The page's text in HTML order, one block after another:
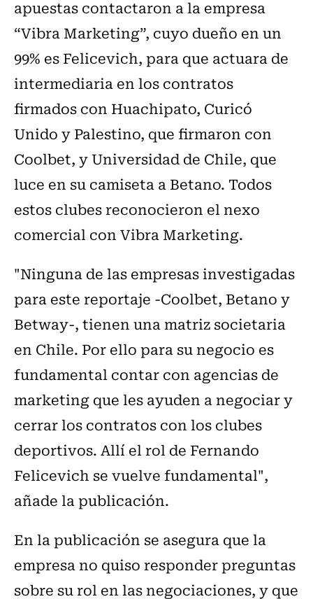
apuestas contactaron a la empresa
“Vibra Marketing”, cuyo dueño en un
99% es Felicevich, para que actuara de
intermediaria en los contratos
firmados con Huachipato, Curicó
Unido y Palestino, que firmaron con
Coolbet, y Universidad de Chile, que
luce en su camiseta a Betano. Todos
estos clubes reconocieron el nexo
comercial con Vibra Marketing.
"Ninguna de las empresas investigadas
para este reportaje -Coolbet, Betano y
Betway-, tienen una matriz societaria
en Chile. Por ello para su negocio es
fundamental contar con agencias de
marketing que les ayuden a negociar y
cerrar los contratos con los clubes
deportivos. Allí el rol de Fernando
Felicevich se vuelve fundamental",
añade la publicación.
En la publicación se asegura que la
empresa no quiso responder preguntas
sobre su rol en las negociaciones, y que